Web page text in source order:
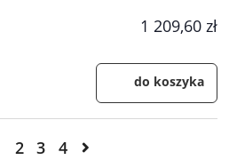
1 209,60 zł
do koszyka
2 3 4